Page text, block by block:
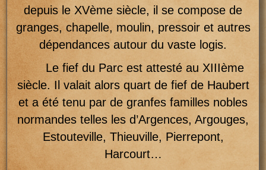
depuis le XVème siècle, il se compose de
granges, chapelle, moulin, pressoir et autres
dépendances autour du vaste logis.
Le fief du Parc est attesté au XIIIème
siècle. Il valait alors quart de fief de Haubert
et a été tenu par de granfes familles nobles
normandes telles les d’Argences, Argouges,
Estouteville, Thieuville, Pierrepont,
Harcourt…